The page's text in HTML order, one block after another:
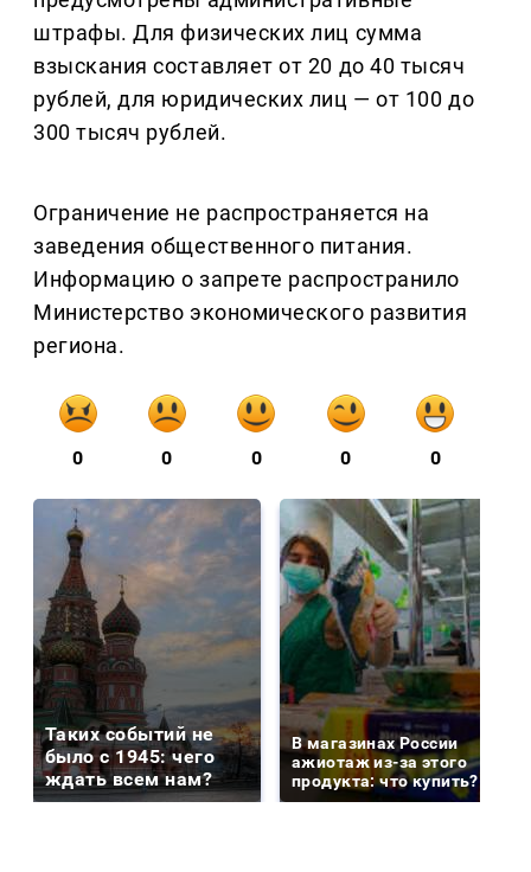
штрафы. Для физических лиц сумма
взыскания составляет от 20 до 40 тысяч
рублей, для юридических лиц — от 100 до
300 тысяч рублей.
Ограничение не распространяется на
заведения общественного питания.
Информацию о запрете распространило
Министерство экономического развития
региона.
0 0 0 0 0
Таких событий не
было с 1945: чего
ждать всем нам?
В магазинах России
ажиотаж из-за этого
продукта: что купить?